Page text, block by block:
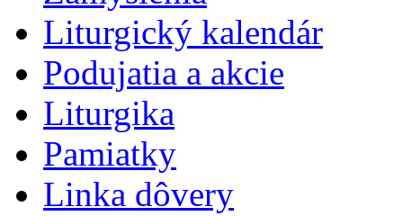
Liturgický kalendár
Podujatia a akcie
Liturgika
Pamiatky
Linka dôvery